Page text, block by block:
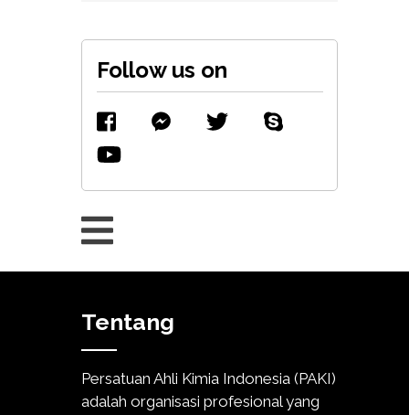
Follow us on
Tentang
Persatuan Ahli Kimia Indonesia (PAKI)
adalah organisasi profesional yang